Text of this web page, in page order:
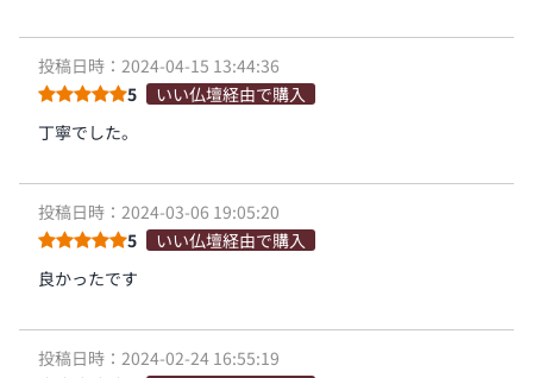
投稿日時：2024-04-15 13:44:36
5
いい仏壇経由で購入
丁寧でした。
投稿日時：2024-03-06 19:05:20
5
いい仏壇経由で購入
良かったです
投稿日時：2024-02-24 16:55:19